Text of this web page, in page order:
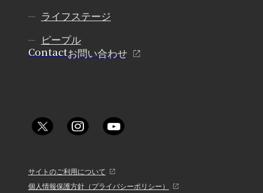
ライフステージ
ピープル
お問い合わせ
Contact
サイトのご利用について
個人情報保護方針（プライバシーポリシー）